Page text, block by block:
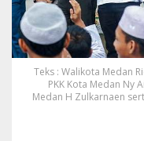
Teks : Walikota Medan
PKK Kota Medan Ny
Medan H Zulkarnaen